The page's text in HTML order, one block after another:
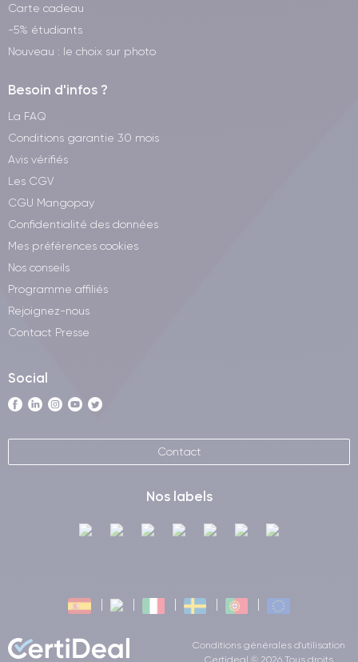
Carte cadeau
-5% étudiants
Nouveau : le choix sur photo
Besoin d'infos ?
La FAQ
Conditions garantie 30 mois
Avis vérifiés
Les CGV
CGU Mangopay
Confidentialité des données
Mes préférences cookies
Nos conseils
Programme affiliés
Rejoignez-nous
Contact Presse
Social
Contact
Nos labels
Conditions générales d'utilisation
Certideal © 2026 Tous droits